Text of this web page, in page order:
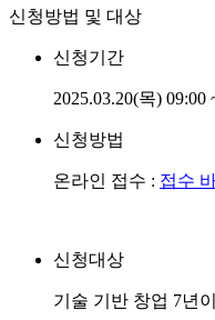
신청방법 및 대상
신청기간
2025.03.20(목) 09:00
신청방법
온라인 접수 : 접수
신청대상
기술 기반 창업 7년